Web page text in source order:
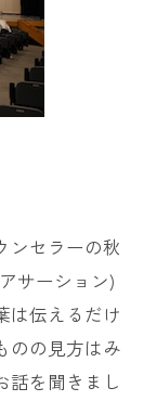
ンセラーの秋
サーション)
は伝えるだけ
のの見方はみ
話を聞きまし